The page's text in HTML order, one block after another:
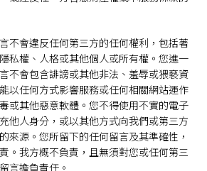
不會違反任何第三方的任何權利，包括著
私權、人格或其他個人或所有權。您進一
不會包含誹謗或其他非法、羞辱或猥褻資
以任何方式影響服務或任何相關網站運作
或其他惡意軟體。您不得使用不實的電子
他人身分，或以其他方式向我們或第三方
來源。您所留下的任何留言及其準確性，
。我方概不負責，且無須對您或任何第三
言擔負責任。